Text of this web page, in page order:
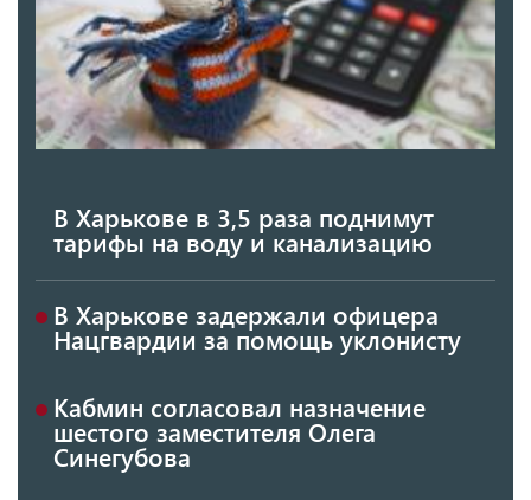
В Харькове в 3,5 раза поднимут
тарифы на воду и канализацию
В Харькове задержали офицера
Нацгвардии за помощь уклонисту
Кабмин согласовал назначение
шестого заместителя Олега
Синегубова